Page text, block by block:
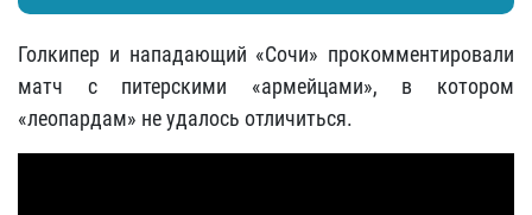
Голкипер и нападающий «Сочи» прокомментировали
матч с питерскими «армейцами», в котором
«леопардам» не удалось отличиться.